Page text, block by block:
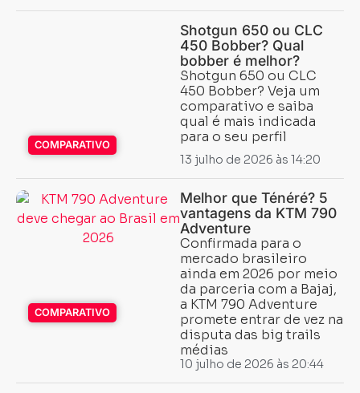
COMPARATIVO
Shotgun 650 ou CLC
450 Bobber? Qual
bobber é melhor?
Shotgun 650 ou CLC
450 Bobber? Veja um
comparativo e saiba
qual é mais indicada
para o seu perfil
13 julho de 2026 às 14:20
COMPARATIVO
Melhor que Ténéré? 5
vantagens da KTM 790
Adventure
Confirmada para o
mercado brasileiro
ainda em 2026 por meio
da parceria com a Bajaj,
a KTM 790 Adventure
promete entrar de vez na
disputa das big trails
médias
10 julho de 2026 às 20:44